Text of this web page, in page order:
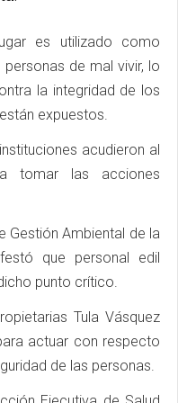
es utilizado como
de mal vivir, lo
la integridad de los
expuestos.
acudieron al
tomar las acciones
Gestión Ambiental de la
que personal edil
punto crítico.
Tula Vásquez
actuar con respecto
de las personas.